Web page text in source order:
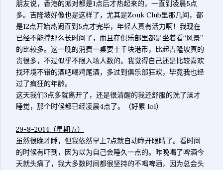
朋友说，香港的派对都是1点后才热起来的，一直到凌晨5点
多。吉隆坡好像也是这样了，尤其是Zouk Club里那几间，都
是12点开始热闹直到5点才完毕，年轻人真有活力啊！我现在
已经不能撑那么长时间了，而且在俱乐部里都是坐着看“风景”
的比较多。这一晚的消费一桌要十千块港币，比起吉隆坡真的
贵很多，不过似乎不限入场人数的。我觉得自己还是比较喜欢
找环境不错的酒吧喝鸡尾酒，多过到俱乐部狂欢，毕竟我也经
过了疯狂的年龄。
这天我们3点多就离开了，还是很清醒的我还舒服的洗了澡才
睡觉，那个时候都已经凌晨4点了。（好累 lol）
29-8-2014（星期五）
虽然很晚才睡，但我依然早上7点就自动睁开眼睛了。看时间
的时候有吓到，因为以为自己会睡久一点的。昨晚喝了啤酒今
天就头痛了，我大多数时间都很坚持的不喝啤酒，因为总会头